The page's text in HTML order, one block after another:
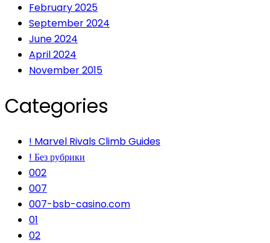
February 2025
September 2024
June 2024
April 2024
November 2015
Categories
! Marvel Rivals Climb Guides
! Без рубрики
002
007
007-bsb-casino.com
01
02